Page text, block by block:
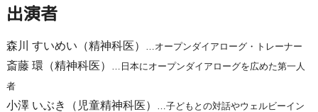
出演者
森川 すいめい（精神科医） …オープンダイアローグ・トレーナー
斎藤 環（精神科医）
…日本にオープンダイアローグを広めた第一人
者
小澤 いぶき（児童精神科医）
…子どもとの対話やウェルビーイン